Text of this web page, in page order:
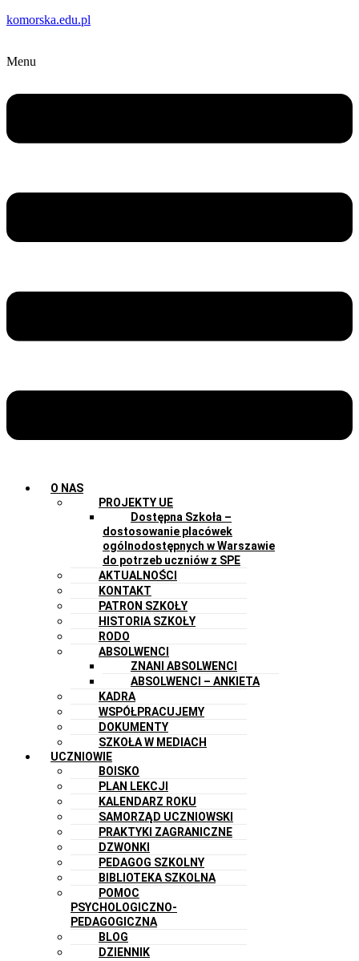
komorska.edu.pl
Menu
O NAS
PROJEKTY UE
Dostępna Szkoła –
dostosowanie placówek
ogólnodostępnych w Warszawie
do potrzeb uczniów z SPE
AKTUALNOŚCI
KONTAKT
PATRON SZKOŁY
HISTORIA SZKOŁY
RODO
ABSOLWENCI
ZNANI ABSOLWENCI
ABSOLWENCI – ANKIETA
KADRA
WSPÓŁPRACUJEMY
DOKUMENTY
SZKOŁA W MEDIACH
UCZNIOWIE
BOISKO
PLAN LEKCJI
KALENDARZ ROKU
SAMORZĄD UCZNIOWSKI
PRAKTYKI ZAGRANICZNE
DZWONKI
PEDAGOG SZKOLNY
BIBLIOTEKA SZKOLNA
POMOC
PSYCHOLOGICZNO-
PEDAGOGICZNA
BLOG
DZIENNIK